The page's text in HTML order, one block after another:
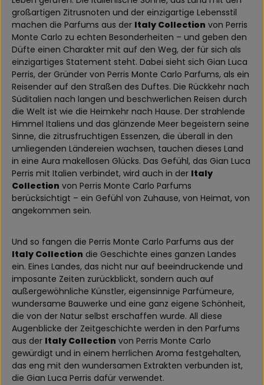
großartigen Zitrusnoten und der einzigartige Lebensstil
machen die Parfums aus der Italy Collection von Perris
Monte Carlo zu echten Besonderheiten – und geben den
Düfte einen Charakter mit auf den Weg, der für sich als
einzigartiges Statement steht. Dabei sieht sich Gian Luca
Perris, der Gründer von Perris Monte Carlo Parfums, als ein
Reisender auf den Straßen des Duftes. Die Rückkehr nach
Süditalien nach langen und beschwerlichen Reisen durch
die Welt ist wie die Heimkehr nach Hause. Der strahlende
Himmel Italiens und das glänzende Meer begeistern seine
Sinne, die zitrusfruchtigen Essenzen, die überall in den
umliegenden Ländereien wachsen, tauchen dieses Land
in eine Aura makellosen Glücks. Das Gefühl, das Gian Luca
Perris mit Italien verbindet, wird auch in der Italy
Collection von Perris Monte Carlo Parfums
berücksichtigt – ein Gefühl von Zuhause, von Heimat, von
angekommen sein.
Und so fangen die Perris Monte Carlo Parfums aus der
Italy Collection die Geschichte eines ganzen Landes
ein. Eines Landes, das nicht nur auf beeindruckende und
imposante Zeiten zurückblickt, sondern auch auf
außergewöhnliche Künstler, eigensinnige Parfümeure,
wundersame Bauwerke und eine ganz eigene Schönheit,
die von der Natur selbst erschaffen wurde. All diese
Augenblicke der Zeitgeschichte werden in den Parfums
aus der Italy Collection von Perris Monte Carlo
gewürdigt und in einem herrlichen Aroma festgehalten,
das eng mit den wundersamen Extrakten verbunden ist,
die Gian Luca Perris dafür verwendet.